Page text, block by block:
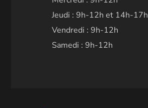
Jeudi : 9h-12h et 14h-
Vendredi : 9h-12h
Samedi : 9h-12h